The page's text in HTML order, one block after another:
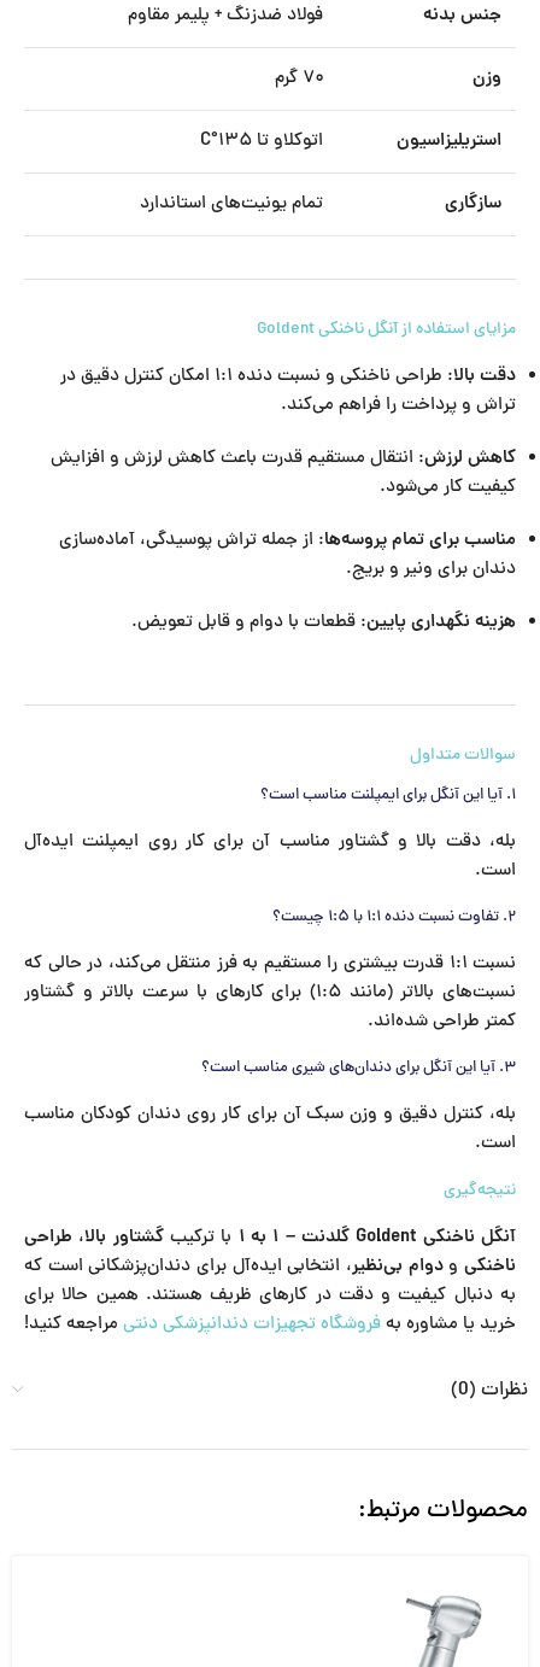
جنس بدنه فولاد ضدزنگ + پلیمر مقاوم
وزن ۷۰ گرم
استریلیزاسیون اتوکلاو تا ۱۳۵°C
سازگاری تمام یونیت‌های استاندارد
مزایای استفاده از آنگل ناخنکی Goldent
دقت بالا
: طراحی ناخنکی و نسبت دنده ۱:۱ امکان کنترل دقیق در
تراش و پرداخت را فراهم می‌کند.
کاهش لرزش: انتقال مستقیم قدرت باعث کاهش لرزش و افزایش
کیفیت کار می‌شود.
مناسب برای تمام پروسه‌ها: از جمله تراش پوسیدگی، آماده‌سازی
دندان برای ونیر و بریج.
هزینه نگهداری پایین: قطعات با دوام و قابل تعویض.
سوالات متداول
۱. آیا این آنگل برای ایمپلنت مناسب است؟
بله، دقت بالا و گشتاور مناسب آن برای کار روی ایمپلنت ایده‌آل
است.
۲. تفاوت نسبت دنده ۱:۱ با ۱:۵ چیست؟
نسبت ۱:۱ قدرت بیشتری را مستقیم به فرز منتقل می‌کند، در حالی که
نسبت‌های بالاتر (مانند ۱:۵) برای کارهای با سرعت بالاتر و گشتاور
کمتر طراحی شده‌اند.
۳. آیا این آنگل برای دندان‌های شیری مناسب است؟
بله، کنترل دقیق و وزن سبک آن برای کار روی دندان کودکان مناسب
است.
نتیجه‌گیری
آنگل ناخنکی Goldent گلدنت – ۱ به ۱ با ترکیبگشتاور بالا، طراحی
ناخنکیودوام بی‌نظیر، انتخابی ایده‌آل برای دندان‌پزشکانی است که
به دنبال کیفیت و دقت در کارهای ظریف هستند. همین حالا برای
خرید یا مشاوره بهفروشگاه تجهیزات دندانپزشکی دنتی مراجعه کنید!
نظرات (0)
محصولات مرتبط: